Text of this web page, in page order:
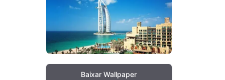
Baixar Wallpaper